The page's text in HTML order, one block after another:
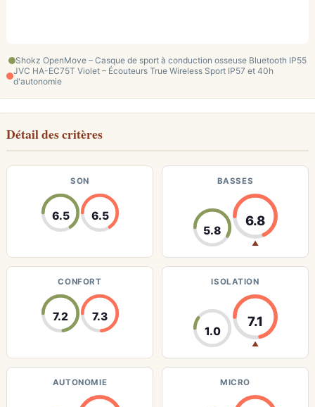
Shokz OpenMove – Casque de sport à conduction osseuse Bluetooth IP55
JVC HA-EC75T Violet – Écouteurs True Wireless Sport IP57 et 40h
d'autonomie
Détail des critères
SON
6.5 6.5
BASSES
5.8
6.8
▲
CONFORT
7.2 7.3
ISOLATION
1.0
7.1
▲
AUTONOMIE MICRO